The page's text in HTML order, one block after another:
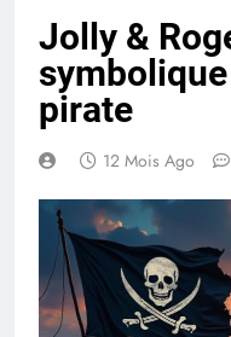
Quel
2025 ?
4 Mois
Jolly &
pirate
12 Mois Ago